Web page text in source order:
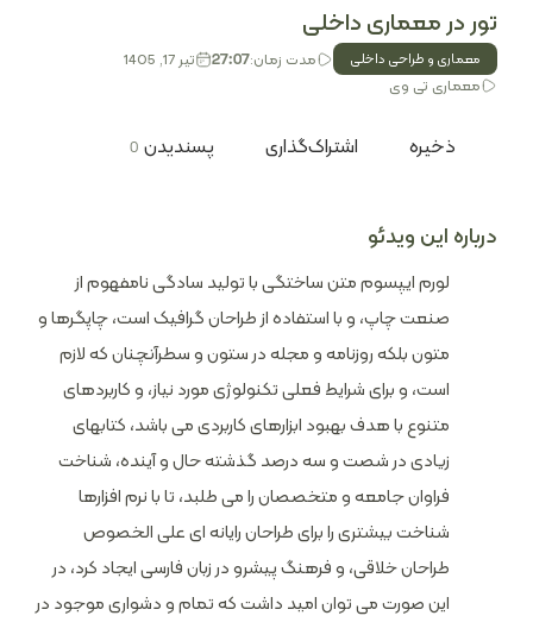
تور در معماری داخلی
معماری و طراحی داخلی مدت زمان:27:07
تیر 17, 1405
معماری تی وی
ذخیره اشتراک‌گذاری پسندیدن 0
درباره این ویدئو
لورم ایپسوم متن ساختگی با تولید سادگی نامفهوم از
صنعت چاپ، و با استفاده از طراحان گرافیک است، چاپگرها و
متون بلکه روزنامه و مجله در ستون و سطرآنچنان که لازم
است، و برای شرایط فعلی تکنولوژی مورد نیاز، و کاربردهای
متنوع با هدف بهبود ابزارهای کاربردی می باشد، کتابهای
زیادی در شصت و سه درصد گذشته حال و آینده، شناخت
فراوان جامعه و متخصصان را می طلبد، تا با نرم افزارها
شناخت بیشتری را برای طراحان رایانه ای علی الخصوص
طراحان خلاقی، و فرهنگ پیشرو در زبان فارسی ایجاد کرد، در
این صورت می توان امید داشت که تمام و دشواری موجود در